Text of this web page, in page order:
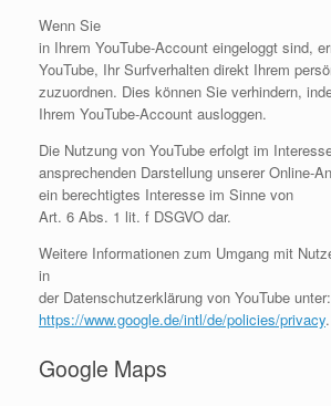
Wenn Sie
in Ihrem YouTube-Account eingeloggt sind,
YouTube, Ihr Surfverhalten direkt Ihrem
zuzuordnen. Dies können Sie verhindern,
Ihrem YouTube-Account ausloggen.
Die Nutzung von YouTube erfolgt im
ansprechenden Darstellung unserer Online-
ein berechtigtes Interesse im Sinne von
Art. 6 Abs. 1 lit. f DSGVO dar.
Weitere Informationen zum Umgang mit
in
der Datenschutzerklärung von YouTube unter:
https://www.google.de/intl/de/policies/privacy.
Google Maps